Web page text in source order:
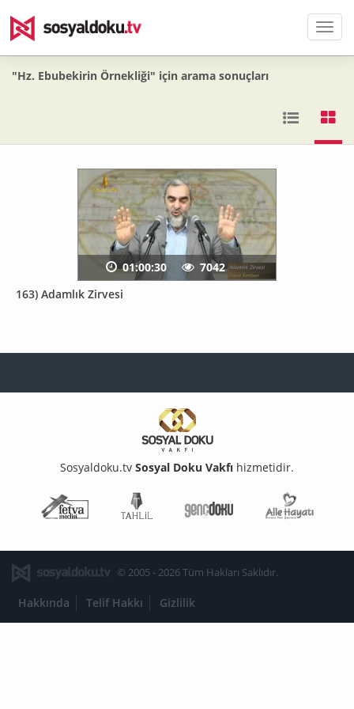
Menü
"Hz. Ebubekirin Örnekliği" için arama sonuçları
163) Adamlık Zirvesi
01:00:30 7042
Sosyaldoku.tv Sosyal Doku Vakfı hizmetidir.
Fetva Meclisi
Genç Doku
© 2005 - 2026 Tüm Hakları Saklıdır.
Hakkında Telif Hakkı Gizlilik